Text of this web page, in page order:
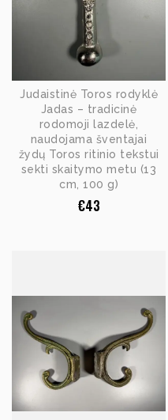
Judaistinė Toros rodyklė
Jadas – tradicinė
rodomoji lazdelė,
naudojama šventajai
žydų Toros ritinio tekstui
sekti skaitymo metu (13
cm, 100 g)
€43